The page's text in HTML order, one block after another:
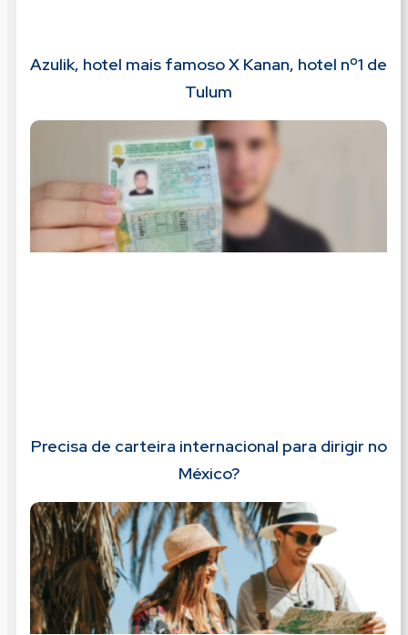
Azulik, hotel mais famoso X Kanan, hotel nº1 de
Tulum
Precisa de carteira internacional para dirigir no
México?